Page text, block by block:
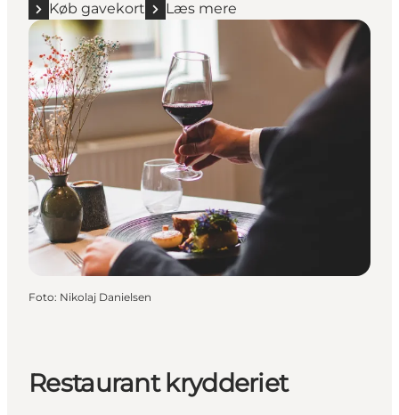
Køb gavekort Læs mere
Foto: Nikolaj Danielsen
Restaurant krydderiet